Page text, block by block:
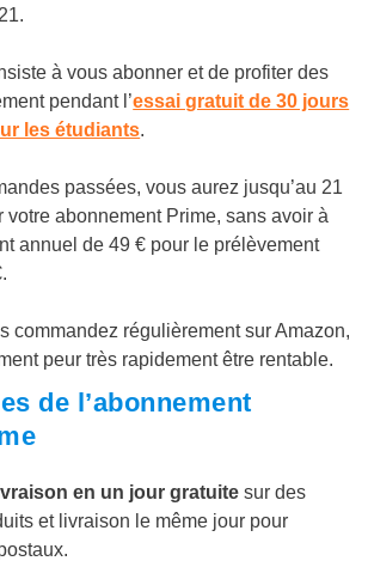
à vous abonner et de profiter des
pendant l’essai gratuit de 30 jours
les étudiants.
passées, vous aurez jusqu’au 21
votre abonnement Prime, sans avoir à
annuel de 49 € pour le prélèvement
commandez régulièrement sur Amazon,
peur très rapidement être rentable.
de l’abonnement
en un jour gratuite sur des
et livraison le même jour pour